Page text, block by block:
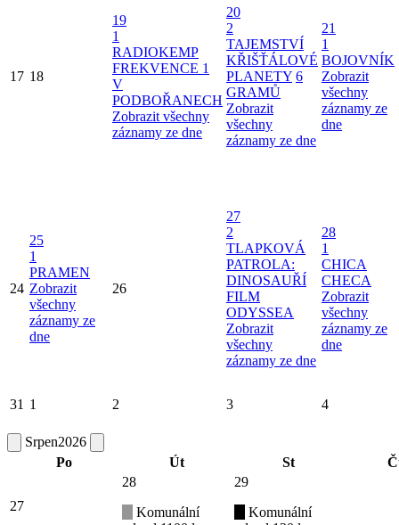
17 18
19
1
RADIOKEMP
FREKVENCE 1
V
PODBOŘANECH
Zobrazit všechny
záznamy ze dne
20
2
TAJEMSTVÍ
KŘIŠŤÁLOVÉ
PLANETY 6
GRAMŮ
Zobrazit
všechny
záznamy ze dne
21
1
BOJOVNÍK
Zobrazit
všechny
záznamy ze
dne
24
25
1
PRAMEN
Zobrazit
všechny
záznamy ze
dne
26
27
2
TLAPKOVÁ
PATROLA:
DINOSAUŘÍ
FILM
ODYSSEA
Zobrazit
všechny
záznamy ze dne
28
1
CHICA
CHECA
Zobrazit
všechny
záznamy ze
dne
31 1 2 3 4
Srpen2026
Po
Út St
27
28
Komunální
29
Komunální